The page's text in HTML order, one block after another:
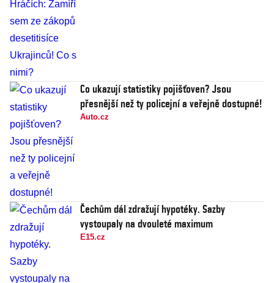
Co ukazují statistiky pojišťoven? Jsou
přesnější než ty policejní a veřejně dostupné!
Auto.cz
Čechům dál zdražují hypotéky. Sazby
vystoupaly na dvouleté maximum
E15.cz